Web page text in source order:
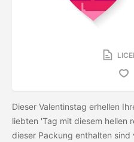
Dieser Valentinstag erhellen
liebten 'Tag mit diesem hellen
dieser Packung enthalten sind